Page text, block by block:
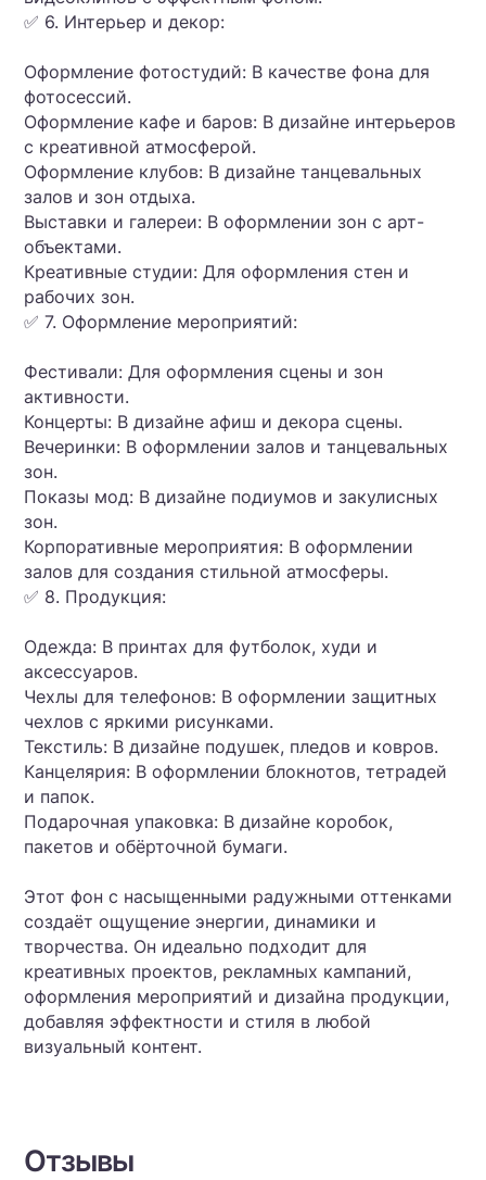
✅ 6. Интерьер и декор:
Оформление фотостудий: В качестве фона для
фотосессий.
Оформление кафе и баров: В дизайне интерьеров
с креативной атмосферой.
Оформление клубов: В дизайне танцевальных
залов и зон отдыха.
Выставки и галереи: В оформлении зон с арт-
объектами.
Креативные студии: Для оформления стен и
рабочих зон.
✅ 7. Оформление мероприятий:
Фестивали: Для оформления сцены и зон
активности.
Концерты: В дизайне афиш и декора сцены.
Вечеринки: В оформлении залов и танцевальных
зон.
Показы мод: В дизайне подиумов и закулисных
зон.
Корпоративные мероприятия: В оформлении
залов для создания стильной атмосферы.
✅ 8. Продукция:
Одежда: В принтах для футболок, худи и
аксессуаров.
Чехлы для телефонов: В оформлении защитных
чехлов с яркими рисунками.
Текстиль: В дизайне подушек, пледов и ковров.
Канцелярия: В оформлении блокнотов, тетрадей
и папок.
Подарочная упаковка: В дизайне коробок,
пакетов и обёрточной бумаги.
Этот фон с насыщенными радужными оттенками
создаёт ощущение энергии, динамики и
творчества. Он идеально подходит для
креативных проектов, рекламных кампаний,
оформления мероприятий и дизайна продукции,
добавляя эффектности и стиля в любой
визуальный контент.
Отзывы